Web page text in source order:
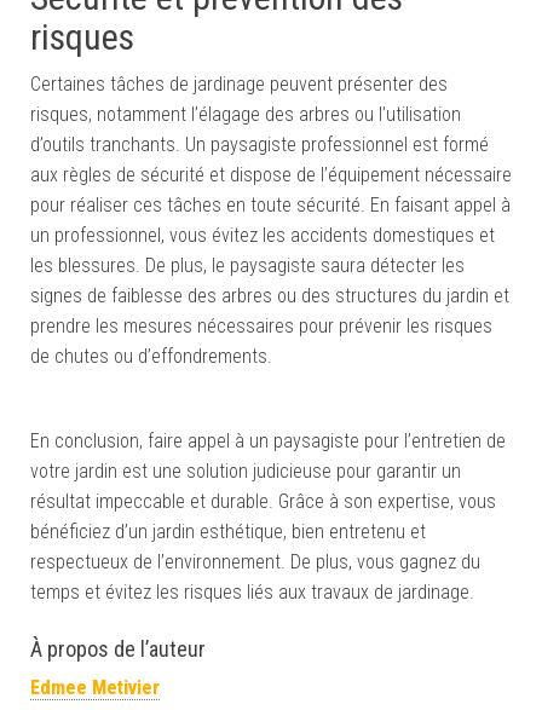
risques
Certaines tâches de jardinage peuvent présenter des
risques, notamment l’élagage des arbres ou l’utilisation
d’outils tranchants. Un paysagiste professionnel est formé
aux règles de sécurité et dispose de l’équipement nécessaire
pour réaliser ces tâches en toute sécurité. En faisant appel à
un professionnel, vous évitez les accidents domestiques et
les blessures. De plus, le paysagiste saura détecter les
signes de faiblesse des arbres ou des structures du jardin et
prendre les mesures nécessaires pour prévenir les risques
de chutes ou d’effondrements.
En conclusion, faire appel à un paysagiste pour l’entretien de
votre jardin est une solution judicieuse pour garantir un
résultat impeccable et durable. Grâce à son expertise, vous
bénéficiez d’un jardin esthétique, bien entretenu et
respectueux de l’environnement. De plus, vous gagnez du
temps et évitez les risques liés aux travaux de jardinage.
À propos de l’auteur
Edmee Metivier